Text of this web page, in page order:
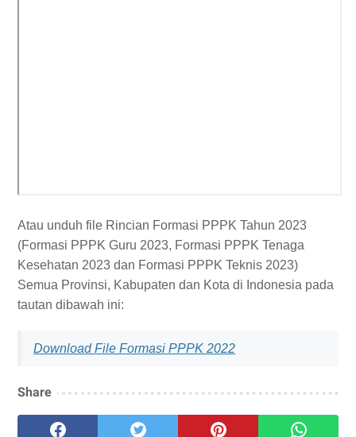
Atau unduh file Rincian Formasi PPPK Tahun 2023
(Formasi PPPK Guru 2023, Formasi PPPK Tenaga
Kesehatan 2023 dan Formasi PPPK Teknis 2023)
Semua Provinsi, Kabupaten dan Kota di Indonesia pada
tautan dibawah ini:
Download File Formasi PPPK 2022
Share